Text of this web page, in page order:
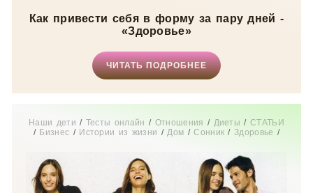
Как привести себя в форму за пару дней -
«Здоровье»
ЧИТАТЬ ПОДРОБНЕЕ
Наши дети / Тесты онлайн / Отношения / Диеты /СТАТЬИ
/ Бизнес / Истории из жизни /Дом /Сонник /Здоровье /